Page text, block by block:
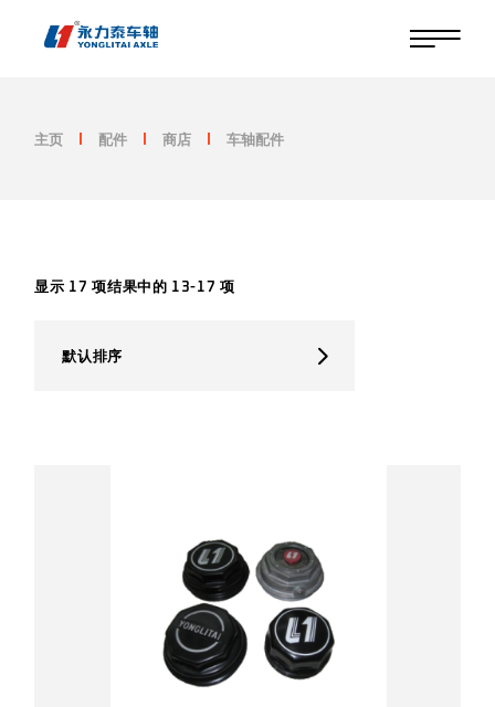
主页 配件 商店 车轴配件
显示 17 项结果中的 13-17 项
默认排序